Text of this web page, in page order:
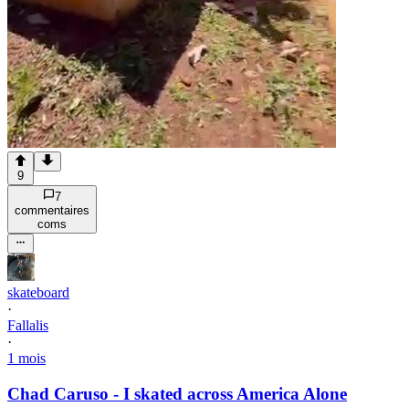
9
7
commentaires
coms
skateboard
·
Fallalis
·
1 mois
Chad Caruso - I skated across America Alone